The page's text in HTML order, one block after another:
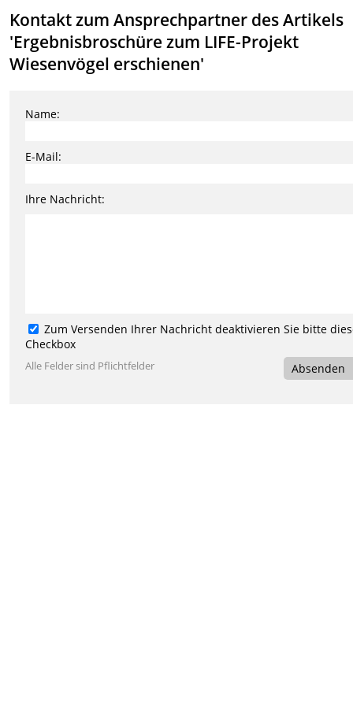
Kontakt zum Ansprechpartner des Artikels
'Ergebnisbroschüre zum LIFE-Projekt
Wiesenvögel erschienen'
Name:
E-Mail:
Ihre Nachricht:
Zum Versenden Ihrer Nachricht deaktivieren Sie bitte
Checkbox
Alle Felder sind Pflichtfelder Absenden